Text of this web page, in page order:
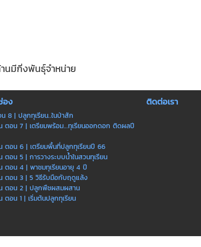
นมีกิ่งพันธุ์จำหน่าย
อง
8 | ปลูกทุเรียน..ในป่าสัก
ตอน 7 | เตรียมพร้อม...ทุเรียนออกดอก ติดผลปี
ตอน 6 | เตรียมพื้นที่ปลูกทุเรียนปี 66
ตอน 5 | การวางระบบน้ำในสวนทุเรียน
ตอน 4 | พาชมทุเรียนอายุ 4 ปี
ตอน 3 | 5 วิธีรับมือกับฤดูแล้ง
ตอน 2 | ปลูกพืชผสมผสาน
ตอน 1 | เริ่มต้นปลูกทุเรียน
ติดต่อเรา